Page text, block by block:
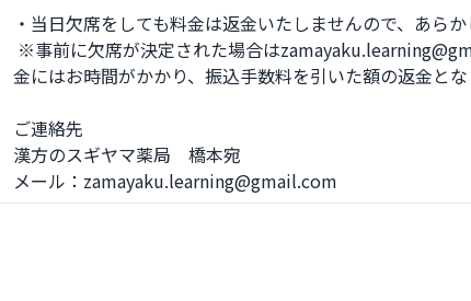
・当日欠席をしても料金は返金いたしません
金にはお時間がかかり、振込手数料を引いた額の返金とな
ご連絡先
漢方のスギヤマ薬局　橋本宛
メール：zamayaku.learning@gmail.com